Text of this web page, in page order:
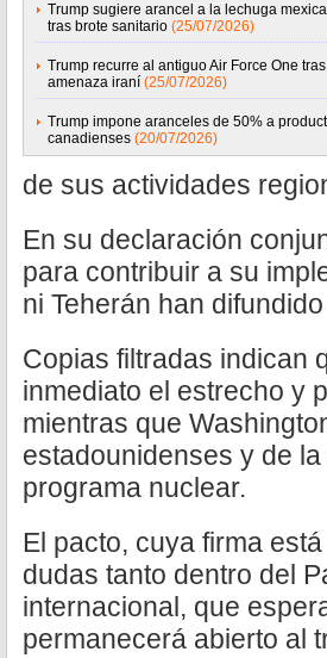
Trump sugiere arancel a la lechuga
tras brote sanitario (25/07/2026)
Trump recurre al antiguo Air Force One tras
amenaza iraní (25/07/2026)
Trump impone aranceles de 50% a
canadienses (20/07/2026)
de sus actividades
En su declaración
para contribuir a su
ni Teherán han
Copias filtradas indican
inmediato el estrecho y
mientras que
estadounidenses y de
programa nuclear.
El pacto, cuya firma
dudas tanto dentro del
internacional, que
permanecerá abierto al